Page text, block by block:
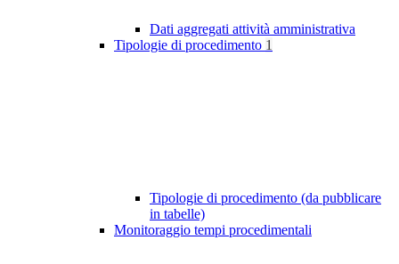
Dati aggregati attività amministrativa
Tipologie di procedimento 1
Tipologie di procedimento (da pubblicare
in tabelle)
Monitoraggio tempi procedimentali